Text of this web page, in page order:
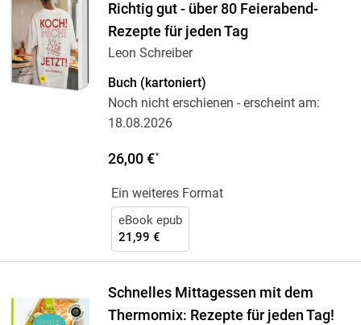
Richtig gut - über 80 Feierabend-
Rezepte für jeden Tag
Leon Schreiber
Buch (kartoniert)
Noch nicht erschienen - erscheint am:
18.08.2026
26,00 €*
Ein weiteres Format
eBook epub
21,99 €
Schnelles Mittagessen mit dem
Thermomix: Rezepte für jeden Tag!